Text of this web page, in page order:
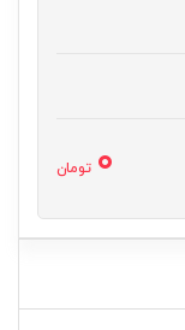
0 تومان